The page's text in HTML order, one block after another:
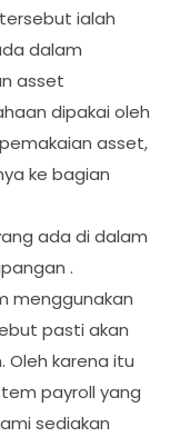
ialah
dalam
asset
dipakai oleh
asset,
ke bagian
ada di dalam
.
menggunakan
pasti akan
Oleh karena itu
payroll yang
sediakan